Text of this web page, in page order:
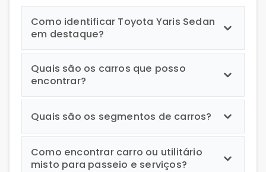
Como identificar Toyota Yaris Sedan
em destaque?
Quais são os carros que posso
encontrar?
Quais são os segmentos de carros?
Como encontrar carro ou utilitário
misto para passeio e serviços?